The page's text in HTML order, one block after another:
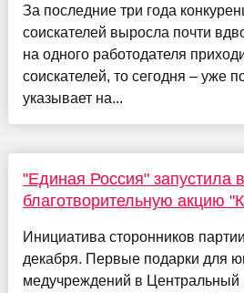
За последние три года
соискателей выросла почти
на одного работодателя
соискателей, то сегодня – уже
указывает на...
"Единая Россия" запустила
благотворительную акцию
Инициатива сторонников
декабря. Первые подарки для
медучреждений в Центральный